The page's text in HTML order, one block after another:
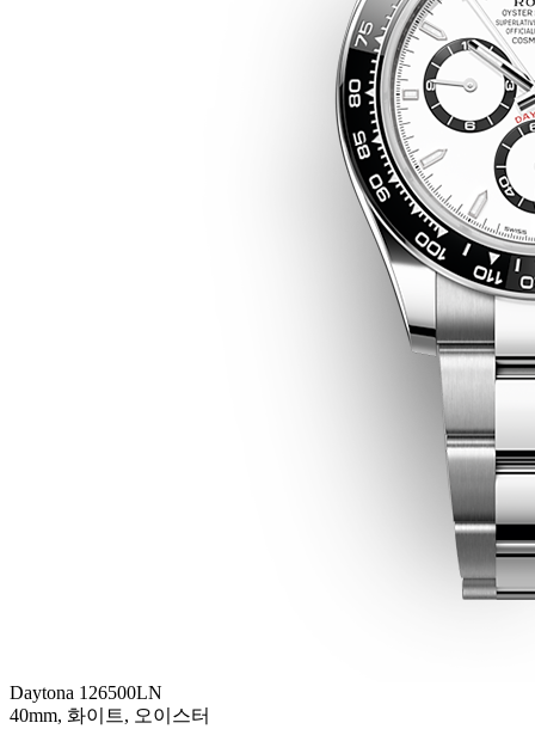
Daytona 126500LN
40mm, 화이트, 오이스터